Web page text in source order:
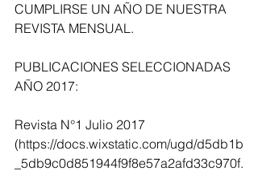
CUMPLIRSE UN AÑO DE NUESTRA
REVISTA MENSUAL.
PUBLICACIONES SELECCIONADAS
AÑO 2017:
Revista N°1 Julio 2017
(https://docs.wixstatic.com/ugd/d5db1b
_5db9c0d851944f9f8e57a2afd33c970f.